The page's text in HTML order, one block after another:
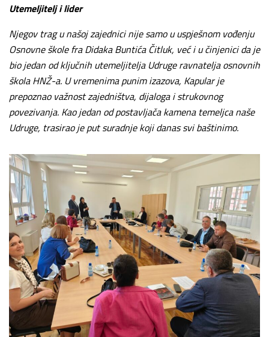
Utemeljitelj i lider
Njegov trag u našoj zajednici nije samo u uspješnom vođenju
Osnovne škole fra Didaka Buntića Čitluk, već i u činjenici da je
bio jedan od ključnih utemeljitelja Udruge ravnatelja osnovnih
škola HNŽ-a. U vremenima punim izazova, Kapular je
prepoznao važnost zajedništva, dijaloga i strukovnog
povezivanja. Kao jedan od postavljača kamena temeljca naše
Udruge, trasirao je put suradnje koji danas svi baštinimo.